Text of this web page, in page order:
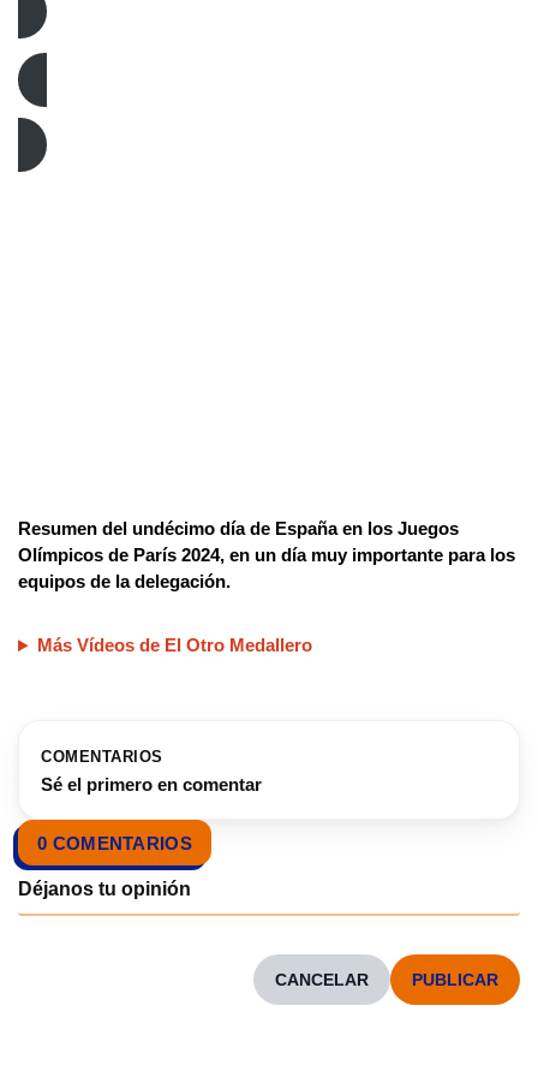
Resumen del undécimo día de España en los Juegos
Olímpicos de París 2024, en un día muy importante para los
equipos de la delegación.
Más Vídeos de El Otro Medallero
COMENTARIOS
Sé el primero en comentar
0 COMENTARIOS
CANCELAR